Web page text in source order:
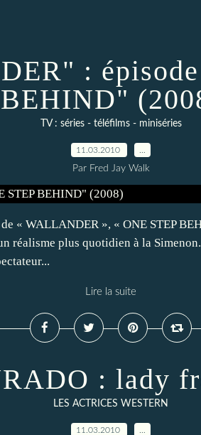
:
BEHIND"
TV : séries - téléfilms - miniséries
11.03.2010
Par Fred Jay Walk
« WALLANDER », « ONE STEP
réalisme plus quotidien à la
Lire la suite
: lady
LES ACTRICES WESTERN
11.03.2010